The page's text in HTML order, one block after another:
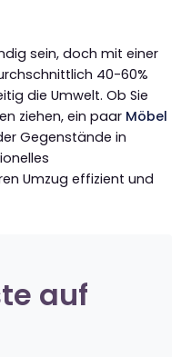
sein, doch mit einer
40-60%
die Umwelt. Ob Sie
ziehen, ein paar Möbel
Gegenstände in
Umzug effizient und
auf